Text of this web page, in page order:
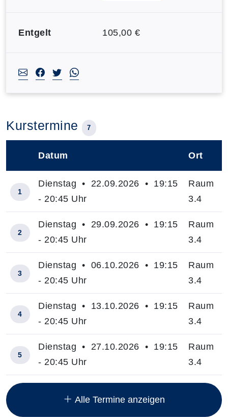
Entgelt 105,00 €
Kurstermine 7
Insgesamt gibt es 7 Termine zum diesen Kurs
Datum Ort
1
Dienstag • 22.09.2026 • 19:15
- 20:45 Uhr
Raum
3.4
2
Dienstag • 29.09.2026 • 19:15
- 20:45 Uhr
Raum
3.4
3
Dienstag • 06.10.2026 • 19:15
- 20:45 Uhr
Raum
3.4
4
Dienstag • 13.10.2026 • 19:15
- 20:45 Uhr
Raum
3.4
5
Dienstag • 27.10.2026 • 19:15
- 20:45 Uhr
Raum
3.4
Alle Termine anzeigen